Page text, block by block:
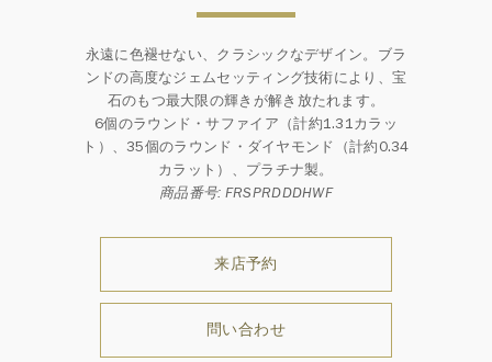
永遠に色褪せない、クラシックなデザイン。ブラ
ンドの高度なジェムセッティング技術により、宝
石のもつ最大限の輝きが解き放たれます。
6個のラウンド・サファイア（計約1.31カラッ
ト）、35個のラウンド・ダイヤモンド（計約0.34
カラット）、プラチナ製。
商品番号: FRSPRDDDHWF
来店予約
問い合わせ